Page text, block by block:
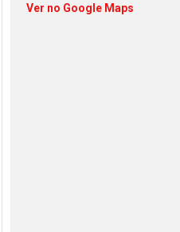
Ver no Google Maps